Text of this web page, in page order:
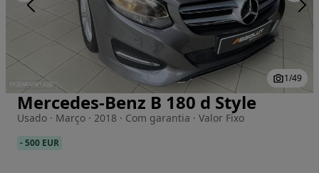
Imagem 1 de 49
1/49
Mercedes-Benz B 180 d Style
Usado · Março · 2018 · Com garantia · Valor Fixo
-500 EUR